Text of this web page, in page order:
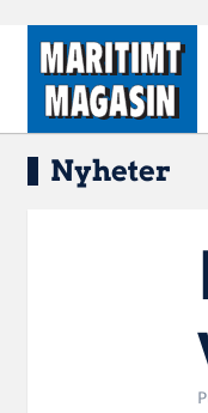
Hopp til hovedinnhold
Nyheter